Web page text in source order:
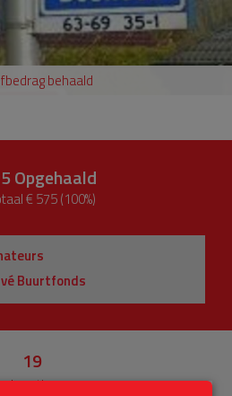
behaald
Opgehaald
€ 575 (100%)
Buurtfonds
19
donaties